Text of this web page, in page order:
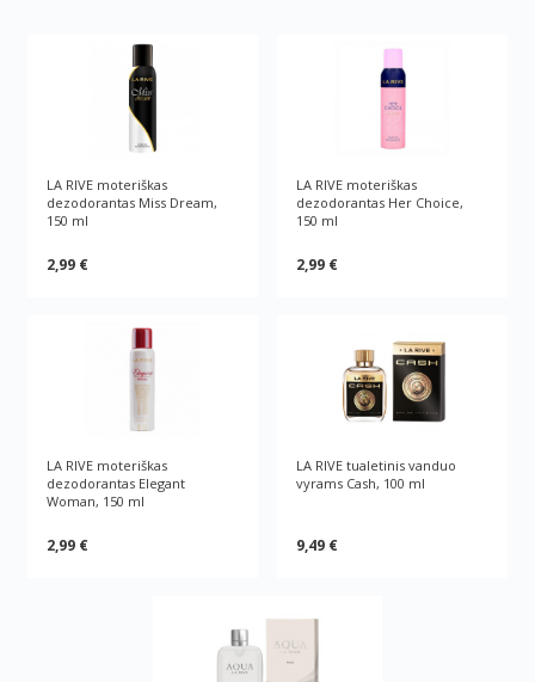
LA RIVE moteriškas
dezodorantas Miss Dream,
150 ml
2,99 €
LA RIVE moteriškas
dezodorantas Her Choice,
150 ml
2,99 €
LA RIVE moteriškas
dezodorantas Elegant
Woman, 150 ml
2,99 €
LA RIVE tualetinis vanduo
vyrams Cash, 100 ml
9,49 €